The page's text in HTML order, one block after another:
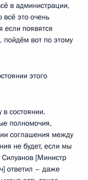
в администрации,
всё это очень
если появятся
вот по этому
этого
состоянии.
полномочия,
соглашения между
не будет, если мы
[Министр
ответил – даже